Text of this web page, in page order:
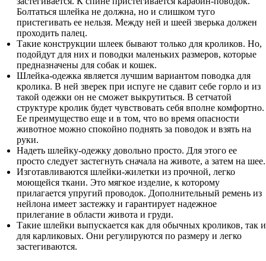
Болтаться шлейка не должна, но и слишком туго
пристегивать ее нельзя. Между ней и шеей зверька должен
проходить палец.
Такие конструкции шлеек бывают только для кроликов. Но,
подойдут для них и поводки маленьких размеров, которые
предназначены для собак и кошек.
Шлейка-одежка является лучшим вариантом поводка для
кролика. В ней зверек при испуге не сдавит себе горло и из
такой одежки он не сможет выкрутиться. В сетчатой
структуре кролик будет чувствовать себя вполне комфортно.
Ее преимущество еще и в том, что во время опасности
животное можно спокойно поднять за поводок и взять на
руки.
Надеть шлейку-одежку довольно просто. Для этого ее
просто следует застегнуть сначала на животе, а затем на шее.
Изготавливаются шлейки-жилетки из прочной, легко
моющейся ткани. Это мягкое изделие, к которому
прилагается упругий проводок. Дополнительный ремень из
нейлона имеет застежку и гарантирует надежное
прилегание в области живота и груди.
Такие шлейки выпускается как для обычных кроликов, так и
для карликовых. Они регулируются по размеру и легко
застегиваются.